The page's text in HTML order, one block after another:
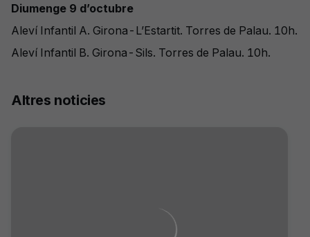
Diumenge 9 d’octubre
Aleví Infantil A. Girona-L’Estartit. Torres de Palau. 10h.
Aleví Infantil B. Girona-Sils. Torres de Palau. 10h.
Altres noticies